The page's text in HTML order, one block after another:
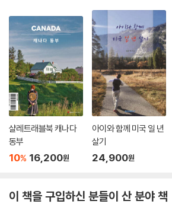
샬레트래블북 캐나다
동부
10% 16,200원
아이와 함께 미국 일 년
살기
24,900원
이 책을 구입하신 분들이 산 분야 책